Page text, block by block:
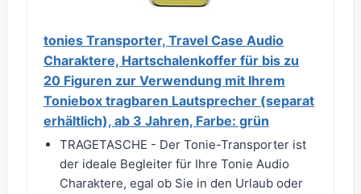
tonies Transporter, Travel Case Audio
Charaktere, Hartschalenkoffer für bis zu
20 Figuren zur Verwendung mit Ihrem
Toniebox tragbaren Lautsprecher (separat
erhältlich), ab 3 Jahren, Farbe: grün
TRAGETASCHE - Der Tonie-Transporter ist
der ideale Begleiter für Ihre Tonie Audio
Charaktere, egal ob Sie in den Urlaub oder